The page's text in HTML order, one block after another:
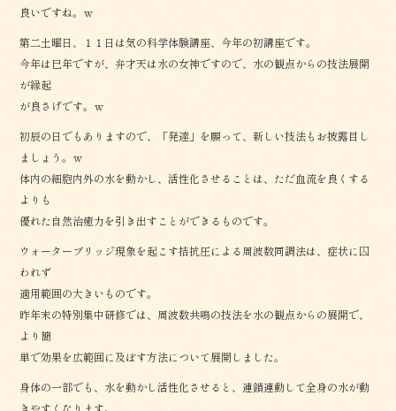
良いですね。ｗ
第二土曜日、１１日は気の科学体験講座、今年の初講座です。
今年は巳年ですが、弁才天は水の女神ですので、水の観点からの技法展開
が縁起
が良さげです。ｗ
初辰の日でもありますので、「発達」を願って、新しい技法もお披露目し
ましょう。ｗ
体内の細胞内外の水を動かし、活性化させることは、ただ血流を良くする
よりも
優れた自然治癒力を引き出すことができるものです。
ウォーターブリッジ現象を起こす拮抗圧による周波数同調法は、症状に囚
われず
適用範囲の大きいものです。
昨年末の特別集中研修では、周波数共鳴の技法を水の観点からの展開で、
より簡
単で効果を広範囲に及ぼす方法について展開しました。
身体の一部でも、水を動かし活性化させると、連鎖連動して全身の水が動